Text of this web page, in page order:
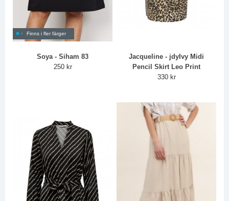
Finns i fler färger
Soya - Siham 83
250 kr
Jacqueline - jdyIvy Midi
Pencil Skirt Leo Print
330 kr